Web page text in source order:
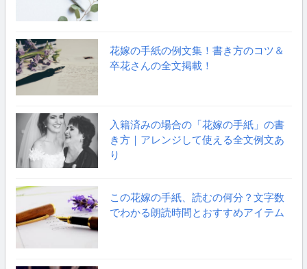
花嫁の手紙の例文集！書き方のコツ＆
卒花さんの全文掲載！
入籍済みの場合の「花嫁の手紙」の書
き方｜アレンジして使える全文例文あ
り
この花嫁の手紙、読むの何分？文字数
でわかる朗読時間とおすすめアイテム